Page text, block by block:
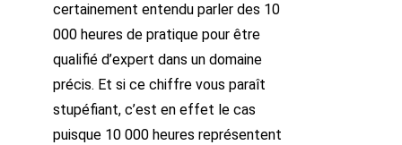
certainement entendu parler des 10
000 heures de pratique pour être
qualifié d’expert dans un domaine
précis. Et si ce chiffre vous paraît
stupéfiant, c’est en effet le cas
puisque 10 000 heures représentent